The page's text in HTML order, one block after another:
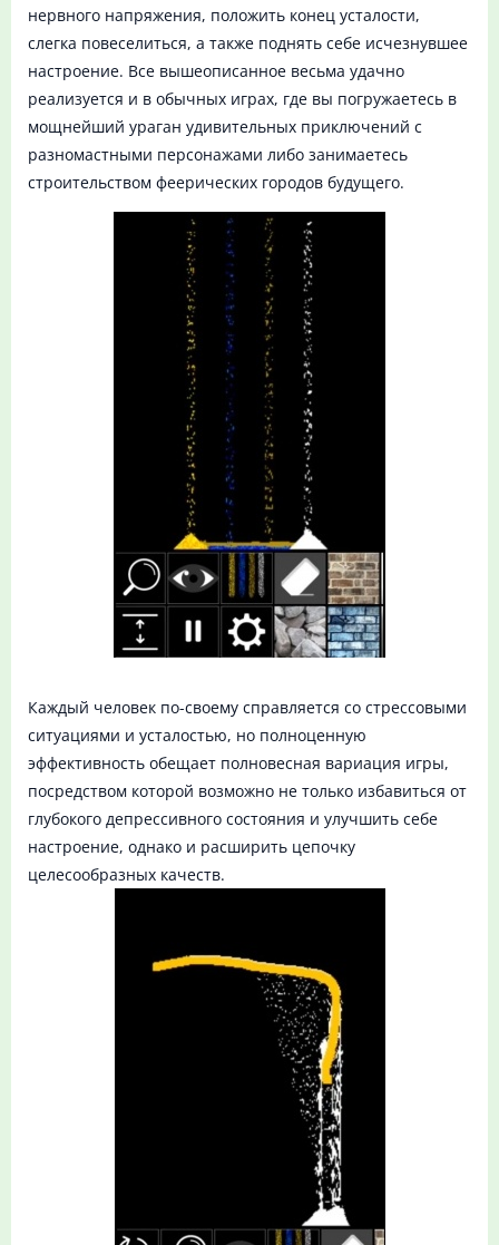
нервного напряжения, положить конец усталости,
слегка повеселиться, а также поднять себе исчезнувшее
настроение. Все вышеописанное весьма удачно
реализуется и в обычных играх, где вы погружаетесь в
мощнейший ураган удивительных приключений с
разномастными персонажами либо занимаетесь
строительством феерических городов будущего.
Каждый человек по-своему справляется со стрессовыми
ситуациями и усталостью, но полноценную
эффективность обещает полновесная вариация игры,
посредством которой возможно не только избавиться от
глубокого депрессивного состояния и улучшить себе
настроение, однако и расширить цепочку
целесообразных качеств.